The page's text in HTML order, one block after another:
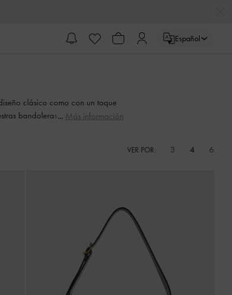
Español
clásico como con un toque
bandoleras negras clásicas.
Más información
VER POR: 3 4 6